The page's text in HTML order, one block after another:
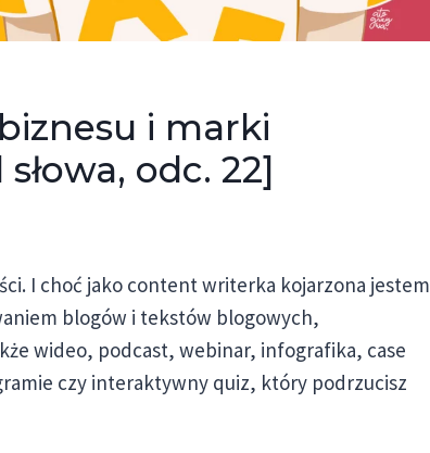
i marki
odc. 22]
I choć jako content writerka kojarzona jestem
blogów i tekstów blogowych,
wideo, podcast, webinar, infografika, case
czy interaktywny quiz, który podrzucisz